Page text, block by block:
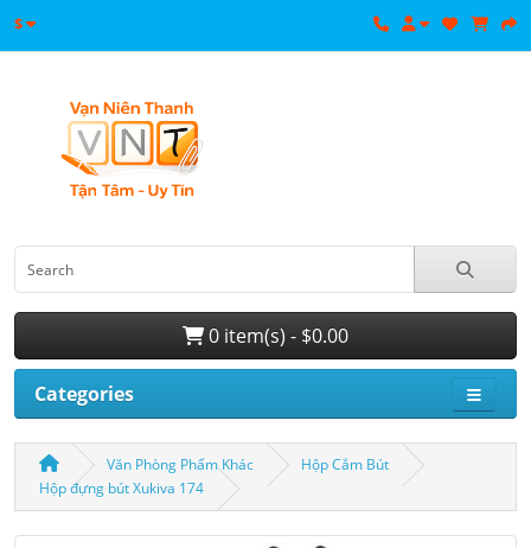
$
0 item(s) - $0.00
Categories
Văn Phòng Phẩm Khác
Hộp Cắm Bút
Hộp đựng bút Xukiva 174